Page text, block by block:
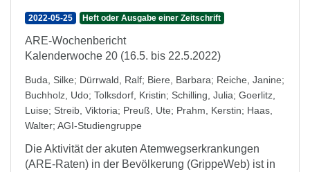
2022-05-25 Heft oder Ausgabe einer Zeitschrift
ARE-Wochenbericht
Kalenderwoche 20 (16.5. bis 22.5.2022)
Buda, Silke; Dürrwald, Ralf; Biere, Barbara; Reiche, Janine;
Buchholz, Udo; Tolksdorf, Kristin; Schilling, Julia; Goerlitz,
Luise; Streib, Viktoria; Preuß, Ute; Prahm, Kerstin; Haas,
Walter; AGI-Studiengruppe
Die Aktivität der akuten Atemwegserkrankungen
(ARE-Raten) in der Bevölkerung (GrippeWeb) ist in